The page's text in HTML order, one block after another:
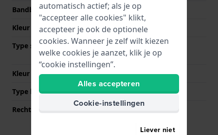
Bandbreedte
22 mm
Kleur Band
Zilver
Type sluiting
Vouwsluiting met
drukknoppen
Kleur sluiting
Zilver
Type bevestiging
Rechte bandaanzet
automatisch actief; als je op
"accepteer alle cookies" klikt,
accepteer je ook de optionele
cookies. Wanneer je zelf wilt kiezen
welke cookies je aanzet, klik je op
“cookie instellingen”.
Alles accepteren
Cookie-instellingen
Liever niet